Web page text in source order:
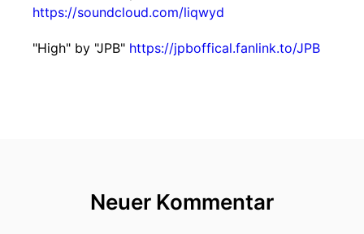
https://soundcloud.com/liqwyd
"High" by "JPB" https://jpboffical.fanlink.to/JPB
Neuer Kommentar